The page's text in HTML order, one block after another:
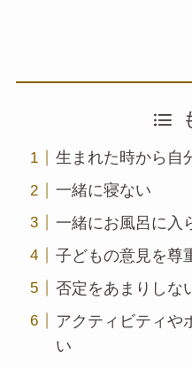
生まれた時から自
一緒に寝ない
一緒にお風呂に入
子どもの意見を尊
否定をあまりしな
アクティビティや
い